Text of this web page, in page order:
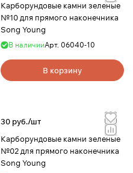
Карборундовые камни зеленые
№10 для прямого наконечника
Song Young
В наличииАрт. 06040-10
В корзину
30 руб./шт
Карборундовые камни зеленые
№02 для прямого наконечника
Song Young